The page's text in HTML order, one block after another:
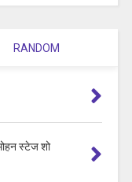
RANDOM
स्टेज शो